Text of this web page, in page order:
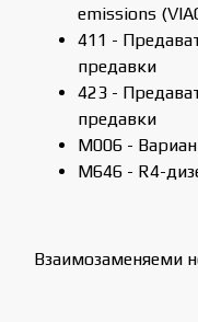
emissions
411 -
предавки
423 -
предавки
M006 -
M646 - R4-
Взаимозаменяеми